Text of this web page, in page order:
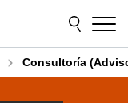
Consultoría